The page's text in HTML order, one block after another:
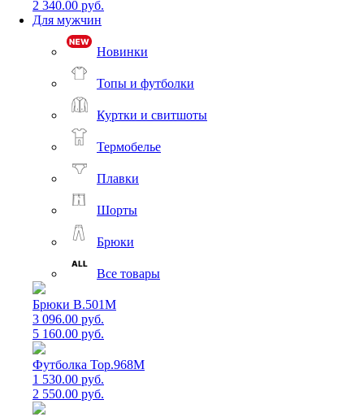
2 340.00 руб.
Для мужчин
Новинки
Топы и футболки
Куртки и свитшоты
Термобелье
Плавки
Шорты
Брюки
Все товары
Брюки B.501M
3 096.00 руб.
5 160.00 руб.
Футболка Top.968M
1 530.00 руб.
2 550.00 руб.